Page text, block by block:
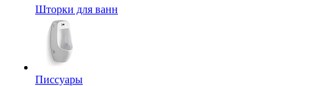
Шторки для ванн
Писсуары